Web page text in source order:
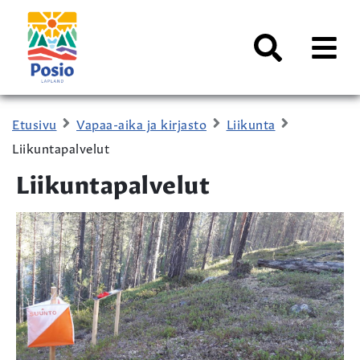
Siirry sisältöön
Kaupungin
logo
AVAA
Etusivu Vapaa-aika ja kirjasto
Liikunta
Liikuntapalvelut
Liikuntapalvelut